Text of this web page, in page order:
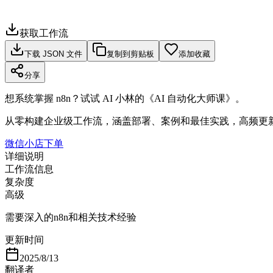
获取工作流
下载 JSON 文件 复制到剪贴板 添加收藏
分享
想系统掌握 n8n？试试 AI 小林的《AI 自动化大师课》。
从零构建企业级工作流，涵盖部署、案例和最佳实践，高频更
微信小店下单
详细说明
工作流信息
复杂度
高级
需要深入的n8n和相关技术经验
更新时间
2025/8/13
翻译者